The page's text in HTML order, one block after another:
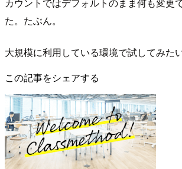
た。たぶん。
大規模に利用している環境で試してみた
この記事をシェアする